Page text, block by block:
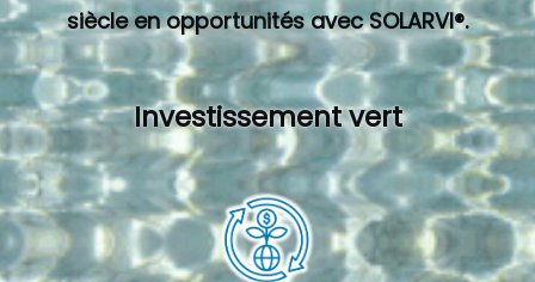
siècle en opportunités avec SOLARVI®.
Investissement vert